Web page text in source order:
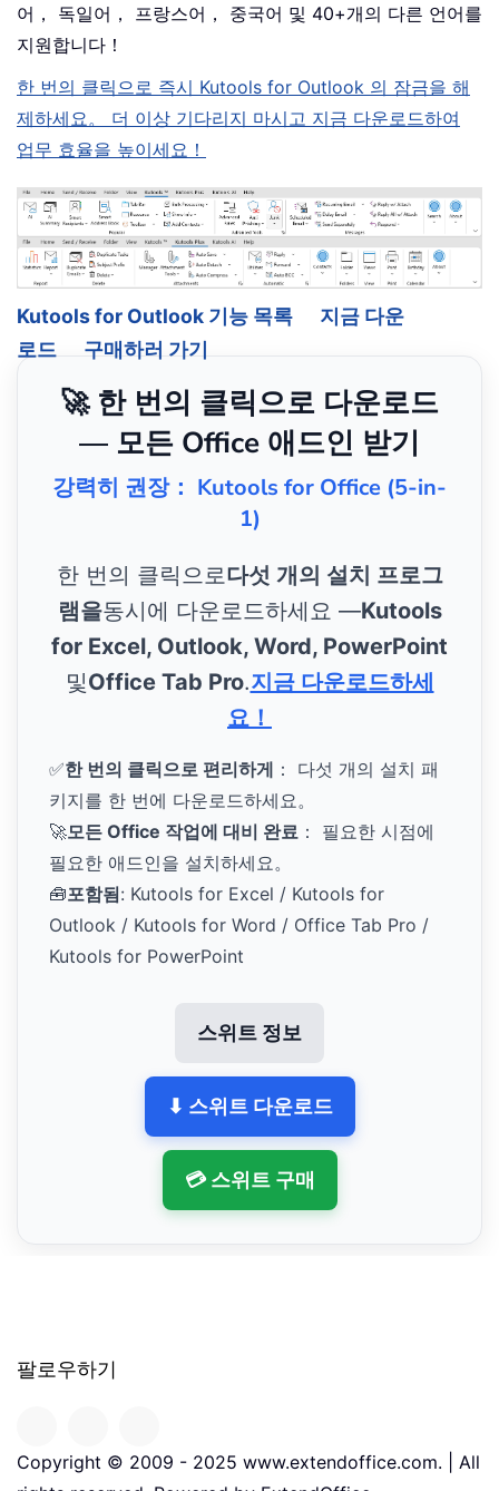
어， 독일어， 프랑스어， 중국어 및 40+개의 다른 언어를
지원합니다！
한 번의 클릭으로 즉시 Kutools for Outlook 의 잠금을 해
제하세요。 더 이상 기다리지 마시고 지금 다운로드하여
업무 효율을 높이세요！
Kutools for Outlook 기능 목록
지금 다운
로드
구매하러 가기
🚀 한 번의 클릭으로 다운로드
— 모든 Office 애드인 받기
강력히 권장： Kutools for Office (5-in-
1)
한 번의 클릭으로다섯 개의 설치 프로그
램을동시에 다운로드하세요 —Kutools
for Excel, Outlook, Word, PowerPoint
및Office Tab Pro.지금 다운로드하세
요！
✅한 번의 클릭으로 편리하게 ： 다섯 개의 설치 패
키지를 한 번에 다운로드하세요。
🚀모든 Office 작업에 대비 완료 ： 필요한 시점에
필요한 애드인을 설치하세요。
🧰포함됨: Kutools for Excel / Kutools for
Outlook / Kutools for Word / Office Tab Pro /
Kutools for PowerPoint
스위트 정보
⬇ 스위트 다운로드
💳 스위트 구매
팔로우하기
Copyright © 2009 - 2025 www.extendoffice.com. | All